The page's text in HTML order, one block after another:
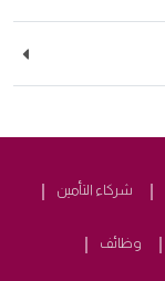
شركاء التأمين
وظائف